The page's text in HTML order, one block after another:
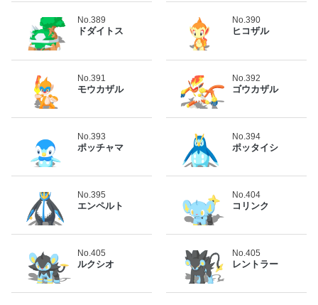
No.389
ドダイトス
No.390
ヒコザル
No.391
モウカザル
No.392
ゴウカザル
No.393
ポッチャマ
No.394
ポッタイシ
No.395
エンペルト
No.404
コリンク
No.405
ルクシオ
No.405
レントラー